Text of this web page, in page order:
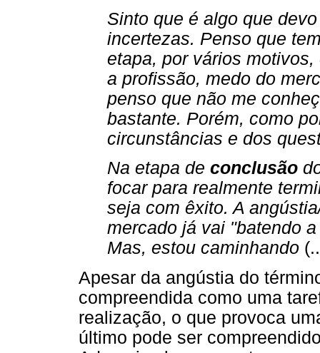
Sinto que é algo que
incertezas. Penso que
etapa, por vários
a profissão, medo do
penso que não me
bastante. Porém, como
circunstâncias e dos
Na etapa de conclusão
focar para realmente
seja com êxito. A
mercado já vai "batendo
Mas, estou caminhando
Apesar da angústia do
compreendida como uma
realização, o que provoca
último pode ser